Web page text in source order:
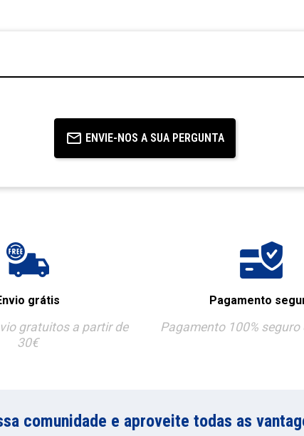
ENVIE-NOS A SUA PERGUNTA
grátis
gratuitos a partir de
30€
Pagamento
Pagamento 100%
comunidade e aproveite todas as